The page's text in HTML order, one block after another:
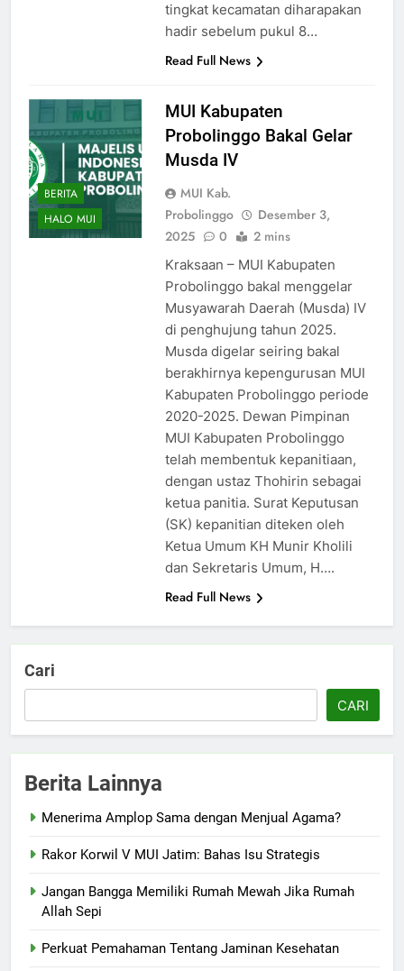
tingkat kecamatan diharapakan
hadir sebelum pukul 8…
Read Full News
BERITA
HALO MUI
MUI Kabupaten
Probolinggo Bakal Gelar
Musda IV
MUI Kab.
Probolinggo
Desember 3,
2025
0 2 mins
Kraksaan – MUI Kabupaten
Probolinggo bakal menggelar
Musyawarah Daerah (Musda) IV
di penghujung tahun 2025.
Musda digelar seiring bakal
berakhirnya kepengurusan MUI
Kabupaten Probolinggo periode
2020-2025. Dewan Pimpinan
MUI Kabupaten Probolinggo
telah membentuk kepanitiaan,
dengan ustaz Thohirin sebagai
ketua panitia. Surat Keputusan
(SK) kepanitian diteken oleh
Ketua Umum KH Munir Kholili
dan Sekretaris Umum, H….
Read Full News
Cari
CARI
Berita Lainnya
Menerima Amplop Sama dengan Menjual Agama?
Rakor Korwil V MUI Jatim: Bahas Isu Strategis
Jangan Bangga Memiliki Rumah Mewah Jika Rumah
Allah Sepi
Perkuat Pemahaman Tentang Jaminan Kesehatan